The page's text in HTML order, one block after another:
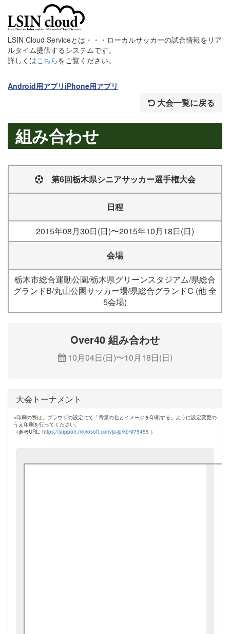
LSIN Cloud Serviceとは・・・ローカルサッカーの試合情報をリア
ルタイム提供するシステムです。
詳しくはこちらをご覧ください。
Android用アプリ iPhone用アプリ
大会一覧に戻る
組み合わせ
第6回栃木県シニアサッカー選手権大会
日程
2015年08月30日(日)〜2015年10月18日(日)
会場
栃木市総合運動公園/栃木県グリーンスタジアム/県総合
グランドB/丸山公園サッカー場/県総合グランドC (他 全
5会場)
Over40 組み合わせ
10月04日(日)〜10月18日(日)
大会トーナメント
※印刷の際は、ブラウザの設定にて「背景の色とイメージを印刷する」ように設定変更の
うえ印刷を行ってください。
（参考URL: https://support.microsoft.com/ja-jp/kb/975455 ）